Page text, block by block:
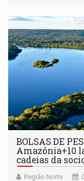
BOLSAS DE
Amazônia+10
cadeias da
Região Norte